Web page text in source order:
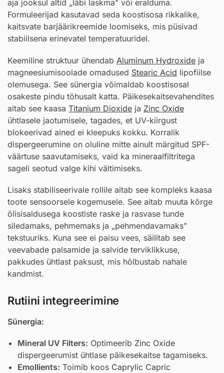
aja jooksul altid „läbi laskma” või eralduma.
Formuleerijad kasutavad seda koostisosa rikkalike,
kaitsvate barjäärikreemide loomiseks, mis püsivad
stabiilsena erinevatel temperatuuridel.
Keemiline struktuur ühendab Aluminum Hydroxide ja
magneesiumisoolade omadused Stearic Acid lipofiilse
olemusega. See sünergia võimaldab koostisosal
osakeste pindu tõhusalt katta. Päikesekaitsevahendites
aitab see kaasa Titanium Dioxide ja Zinc Oxide
ühtlasele jaotumisele, tagades, et UV-kiirgust
blokeerivad ained ei kleepuks kokku. Korralik
dispergeerumine on oluline mitte ainult märgitud SPF-
väärtuse saavutamiseks, vaid ka mineraalfiltritega
sageli seotud valge kihi vältimiseks.
Lisaks stabiliseerivale rollile aitab see kompleks kaasa
toote sensoorsele kogemusele. See aitab muuta kõrge
õlisisaldusega koostiste raske ja rasvase tunde
siledamaks, pehmemaks ja „pehmendavamaks”
tekstuuriks. Kuna see ei paisu vees, säilitab see
veevabade palsamide ja salvide terviklikkuse,
pakkudes ühtlast paksust, mis hõlbustab nahale
kandmist.
Rutiini integreerimine
Sünergia:
Mineral UV Filters: Optimeerib Zinc Oxide
dispergeerumist ühtlase päikesekaitse tagamiseks.
Emollients: Toimib koos Caprylic Capric